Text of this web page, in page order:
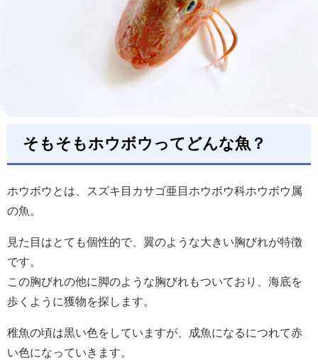
そもそもホウボウってどんな魚？
ホウボウとは、スズキ目カサゴ亜目ホウボウ科ホウボウ属
の魚。
見た目はとても個性的で、翼のような大きい胸びれが特徴
です。
この胸びれの他に脚のような胸びれもついており、海底を
歩くように獲物を探します。
稚魚の頃は黒い色をしていますが、成魚になるにつれて赤
い色になっていきます。